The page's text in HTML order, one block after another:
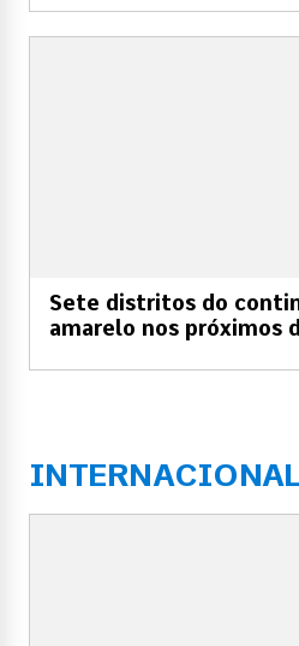
Sete distritos do
amarelo nos próximos